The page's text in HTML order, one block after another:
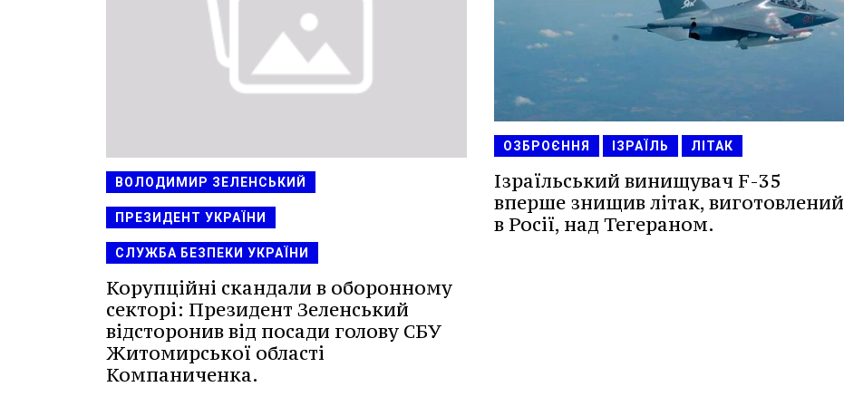
ВОЛОДИМИР ЗЕЛЕНСЬКИЙ
ПРЕЗИДЕНТ УКРАЇНИ
СЛУЖБА БЕЗПЕКИ УКРАЇНИ
Корупційні скандали в оборонному
секторі: Президент Зеленський
відсторонив від посади голову СБУ
Житомирської області
Компаниченка.
ОЗБРОЄННЯ ІЗРАЇЛЬ ЛІТАК
Ізраїльський винищувач F-35
вперше знищив літак, виготовлений
в Росії, над Тегераном.